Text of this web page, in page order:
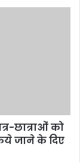
छात्राओं को
जाने के दिए